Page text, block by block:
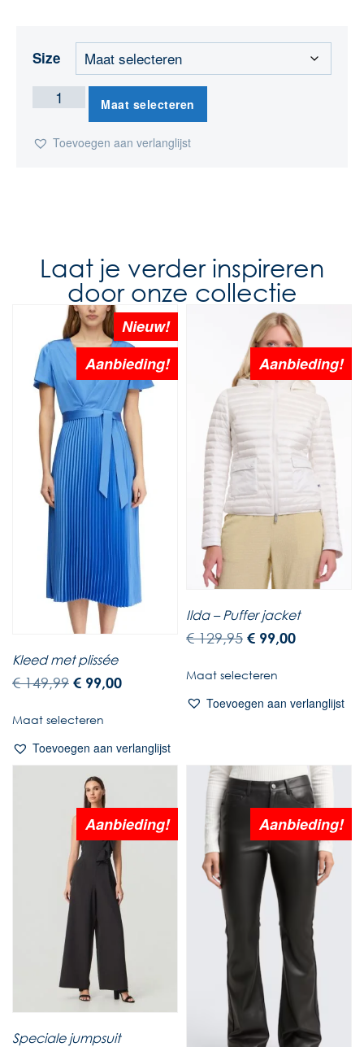
Size
Maat selecteren
Toevoegen aan verlanglijst
Laat je verder inspireren
door onze collectie
Aanbieding!
Nieuw!
Kleed met plissée
€149,99 € 99,00
Maat selecteren
Toevoegen aan verlanglijst
Aanbieding!
Ilda – Puffer jacket
€129,95 € 99,00
Maat selecteren
Toevoegen aan verlanglijst
Aanbieding!
Speciale jumpsuit
Aanbieding!